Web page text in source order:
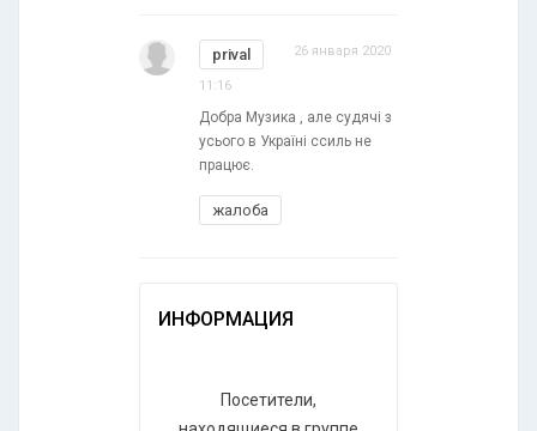
prival 26 января 2020
11:16
Добра Музика , але судячі з
усього в Україні ссиль не
працює.
жалоба
ИНФОРМАЦИЯ
Посетители,